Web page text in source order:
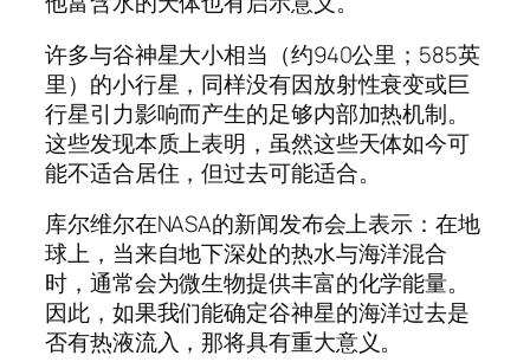
许多与谷神星大小相当（约940公里；585英
里）的小行星，同样没有因放射性衰变或巨
行星引力影响而产生的足够内部加热机制。
这些发现本质上表明，虽然这些天体如今可
能不适合居住，但过去可能适合。
库尔维尔在NASA的新闻发布会上表示：在地
球上，当来自地下深处的热水与海洋混合
时，通常会为微生物提供丰富的化学能量。
因此，如果我们能确定谷神星的海洋过去是
否有热液流入，那将具有重大意义。